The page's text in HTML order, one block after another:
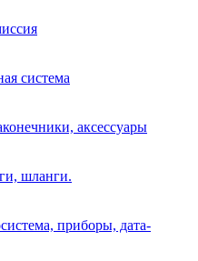
система
аксессуары
шланги.
приборы, дата-